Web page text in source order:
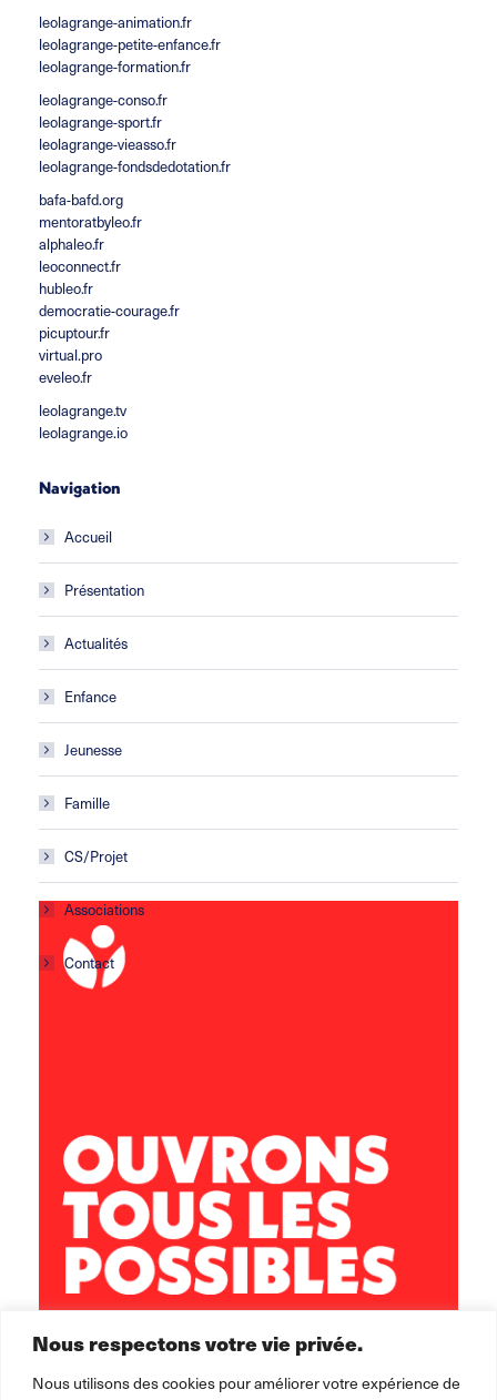
Nous respectons votre vie privée.
Nous utilisons des cookies pour améliorer votre expérience de
leolagrange-animation.fr
leolagrange-petite-enfance.fr
leolagrange-formation.fr
leolagrange-conso.fr
leolagrange-sport.fr
leolagrange-vieasso.fr
leolagrange-fondsdedotation.fr
bafa-bafd.org
mentoratbyleo.fr
alphaleo.fr
leoconnect.fr
hubleo.fr
democratie-courage.fr
picuptour.fr
virtual.pro
eveleo.fr
leolagrange.tv
leolagrange.io
Navigation
Accueil
Présentation
Actualités
Enfance
Jeunesse
Famille
CS/Projet
Associations
Contact
brest.horizons@leolagrange.org